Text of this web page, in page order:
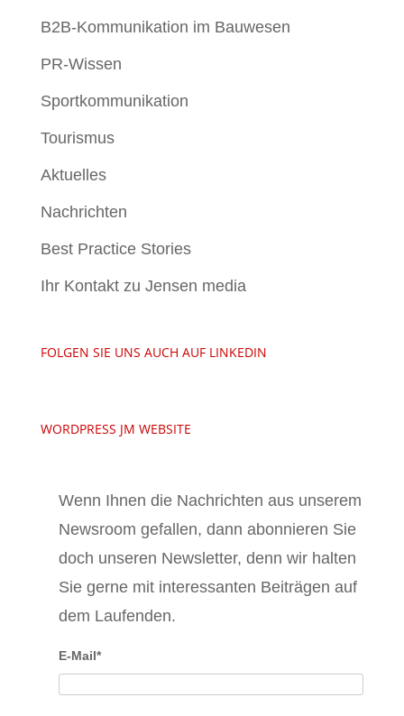
B2B-Kommunikation im Bauwesen
PR-Wissen
Sportkommunikation
Tourismus
Aktuelles
Nachrichten
Best Practice Stories
Ihr Kontakt zu Jensen media
FOLGEN SIE UNS AUCH AUF LINKEDIN
WORDPRESS JM WEBSITE
Wenn Ihnen die Nachrichten aus unserem
Newsroom gefallen, dann abonnieren Sie
doch unseren Newsletter, denn wir halten
Sie gerne mit interessanten Beiträgen auf
dem Laufenden.
E-Mail*